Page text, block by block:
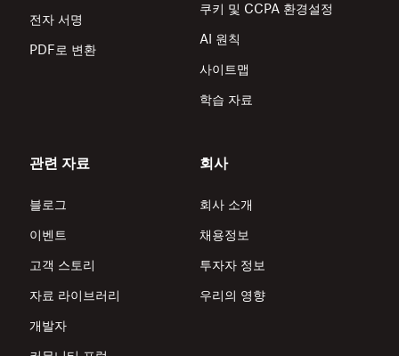
전자 서명
PDF로 변환
쿠키 및 CCPA 환경설정
AI 원칙
사이트맵
학습 자료
관련 자료
블로그
이벤트
고객 스토리
자료 라이브러리
개발자
회사
회사 소개
채용정보
투자자 정보
우리의 영향